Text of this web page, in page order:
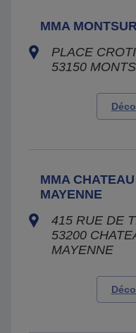
MMA
PLACE
53150
MMA
MAYENNE
415 RUE DE
53200
MAYENNE